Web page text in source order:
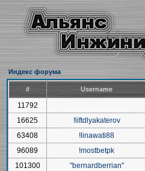
Индекс форума
# Username
11792
16625
!liftdlyakaterov
63408
!linawati88
96089
!mostbetpk
101300
"bernardberrian"